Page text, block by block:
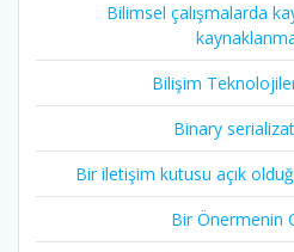
Bilimsel çalışmalarda
Bilişim
Binary
Bir iletişim kutusu açık
Bir Önermenin